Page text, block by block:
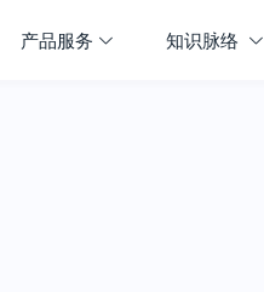
产品服务 知识脉络